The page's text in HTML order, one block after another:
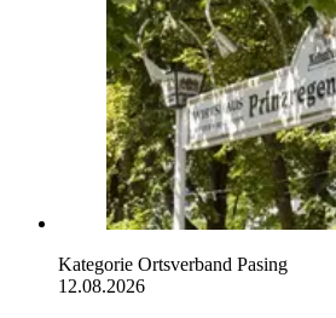
Kategorie Ortsverband Pasing
12.08.2026